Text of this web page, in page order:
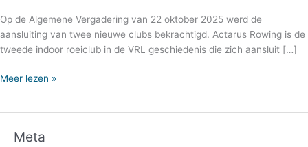
Op de Algemene Vergadering van 22 oktober 2025 werd de
aansluiting van twee nieuwe clubs bekrachtigd. Actarus Rowing is de
tweede indoor roeiclub in de VRL geschiedenis die zich aansluit […]
Meer lezen »
Meta